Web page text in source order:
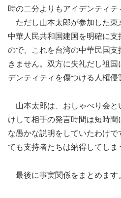
時の二分よりもアイデンティテ
ただし山本太郎が参加した東
中華人民共和国建国を明確に
ので、これを台湾の中華民国
きません。双方に失礼だし祖
デンティティを傷つける人権侵
山本太郎は、おしゃべり会と
けして相手の発言時間は短時間
な愚かな説明をしていたわけ
ても支持者たちは納得してしま
最後に事実関係をまとめます